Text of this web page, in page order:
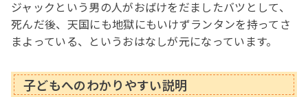
ジャックという男の人がおばけをだましたバツとして、
死んだ後、天国にも地獄にもいけずランタンを持ってさ
まよっている、というおはなしが元になっています。
子どもへのわかりやすい説明